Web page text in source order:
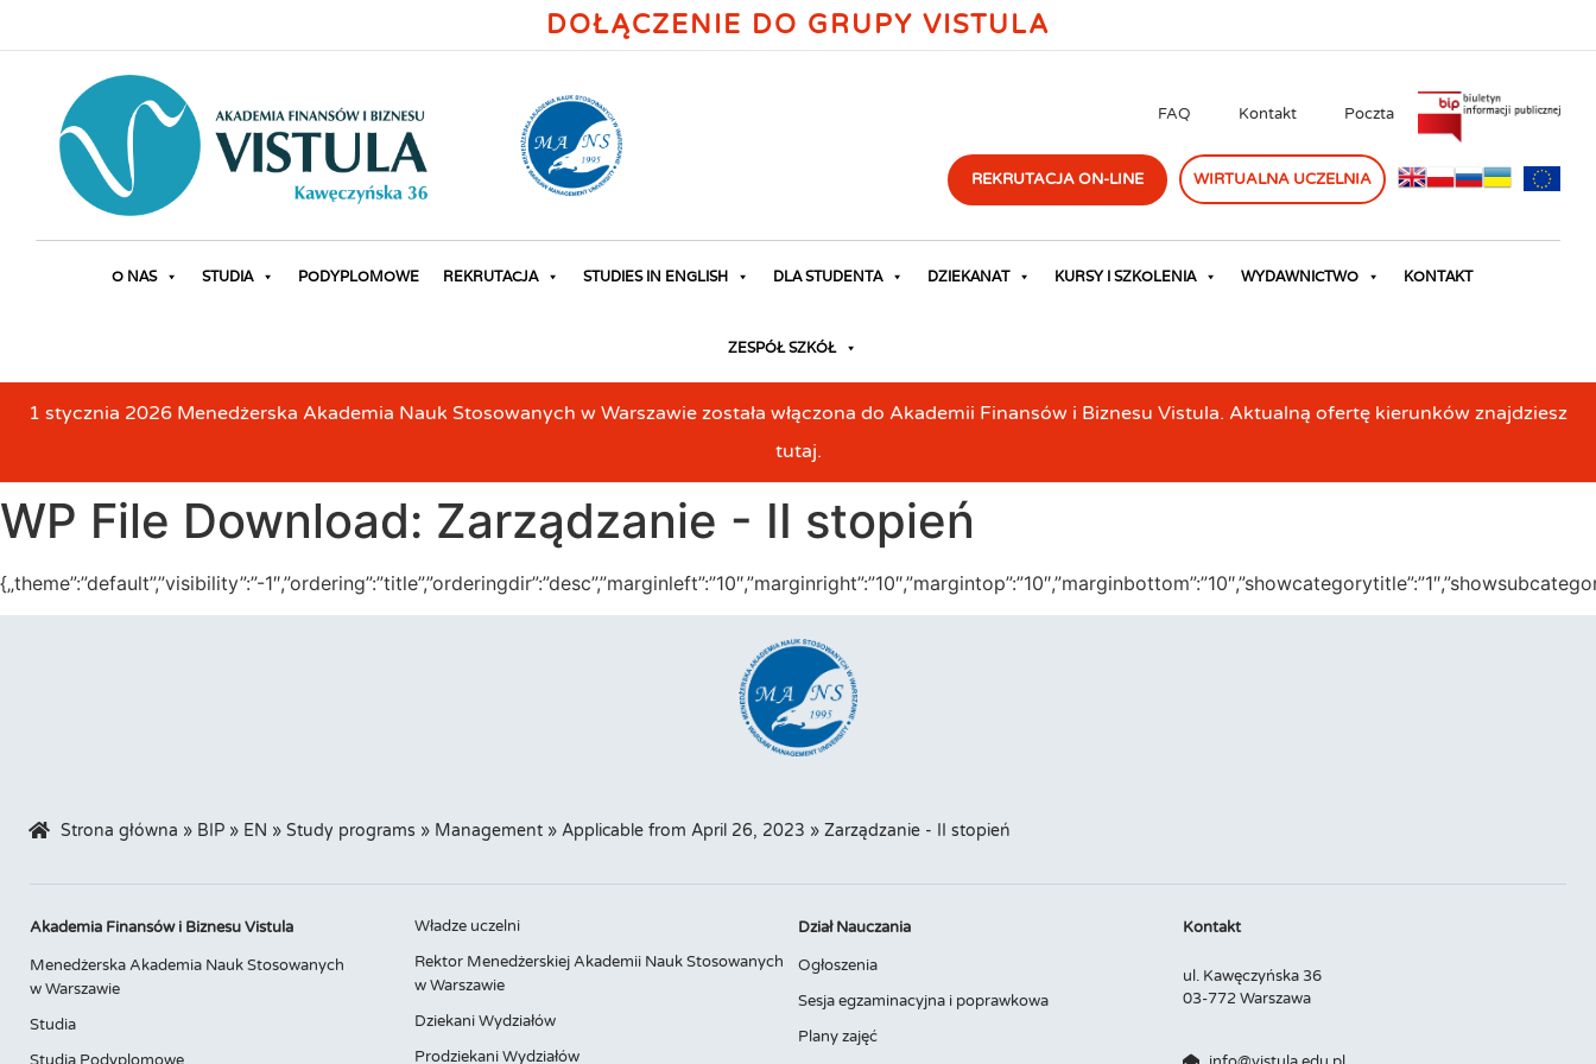
DOŁĄCZENIE DO GRUPY VISTULA
FAQ Kontakt Poczta
REKRUTACJA ON-LINE WIRTUALNA UCZELNIA
O NAS STUDIA PODYPLOMOWE REKRUTACJA STUDIES IN ENGLISH DLA STUDENTA DZIEKANAT KURSY I SZKOLENIA WYDAWNICTWO KONTAKT
ZESPÓŁ SZKÓŁ
1 stycznia 2026 Menedżerska Akademia Nauk Stosowanych w Warszawie została włączona do Akademii Finansów i Biznesu Vistula. Aktualną ofertę kierunków znajdziesz
tutaj.
WP File Download: Zarządzanie - II stopień
{„theme”:”default”,”visibility”:”-
Strona główna » BIP » EN » Study programs » Management » Applicable from April 26, 2023 » Zarządzanie - II stopień
Akademia Finansów i Biznesu Vistula
Menedżerska Akademia Nauk Stosowanych
w Warszawie
Studia
Władze uczelni
Rektor Menedżerskiej Akademii Nauk Stosowanych
w Warszawie
Dziekani Wydziałów
Prodziekani Wydziałów
Dział Nauczania
Ogłoszenia
Sesja egzaminacyjna i poprawkowa
Plany zajęć
Kontakt
ul. Kawęczyńska 36
03-772 Warszawa